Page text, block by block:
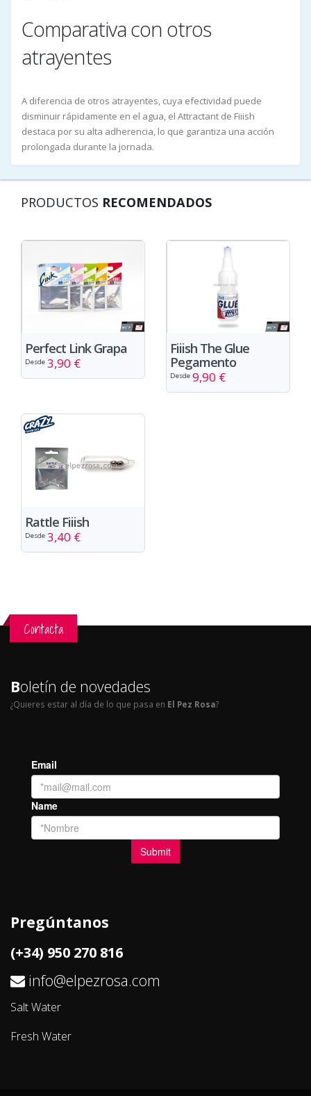
Comparativa con otros
atrayentes
A diferencia de otros atrayentes, cuya efectividad puede
disminuir rápidamente en el agua, el Attractant de Fiiish
destaca por su alta adherencia, lo que garantiza una acción
prolongada durante la jornada.
PRODUCTOS RECOMENDADOS
Perfect Link Grapa
Desde 3,90 €
Fiiish The Glue
Pegamento
Desde 9,90 €
Rattle Fiiish
Desde 3,40 €
Contacta
Boletín de novedades
¿Quieres estar al día de lo que pasa en El Pez Rosa?
Pregúntanos
(+34) 950 270 816
info@elpezrosa.com
Salt Water
Fresh Water